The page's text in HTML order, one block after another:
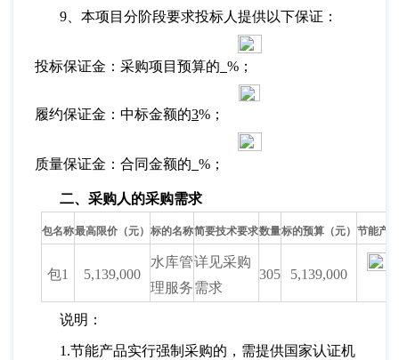
9、本项目分阶段要求投标人提供以下保证：
投标保证金：采购项目预算的 %；
履约保证金：中标金额的3%；
质量保证金：合同金额的 %；
二、采购人的采购需求
包名称最高限价（元） 标的名称简要技术要求数量标的预算（元） 节能产
包1 5,139,000
水库管
理服务
详见采购
需求
305 5,139,000
说明：
1.节能产品实行强制采购的，需提供国家认证机